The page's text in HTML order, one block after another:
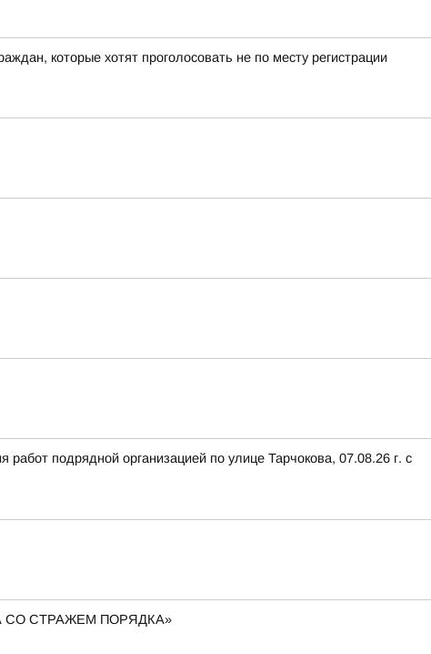
которые хотят проголосовать не по месту регистрации
подрядной организацией по улице Тарчокова, 07.08.26 г. с
СО СТРАЖЕМ ПОРЯДКА»